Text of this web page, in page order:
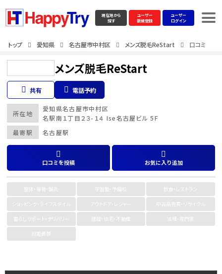
現在地から
探す
ユーザー
新規登録
ユーザー
ログイン
トップ 愛知県 名古屋市中村区 メンズ脱毛ReStart 口コミ
メンズ脱毛ReStart
共有 電話予約
最寄駅 名古屋駅
所在地
愛知県名古屋市中村区
名駅南１丁目２３-１４ Ise名古屋ビル 5F
口コミを投稿 お気に入り追加
整体・接骨・鍼灸 学習塾・予備校
飲食・レストラン
ショッピング・ライフスタイル
アウトドア・レジャー
中古品売買・リサイクル
暮らしサポート・デリバリー
建設・住宅・不動産
法律・専門家
冠婚葬祭